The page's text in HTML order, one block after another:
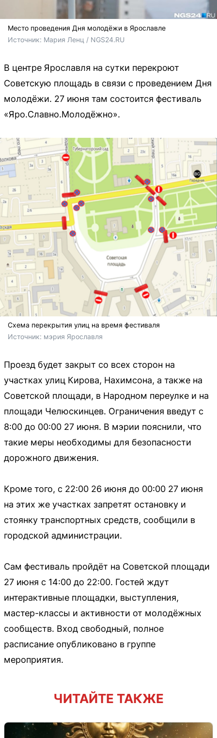
Место проведения Дня молодёжи в Ярославле
Источник: Мария Ленц / NGS24.RU
В центре Ярославля на сутки перекроют
Советскую площадь в связи с проведением Дня
молодёжи. 27 июня там состоится фестиваль
«Яро.Славно.Молодёжно».
Схема перекрытия улиц на время фестиваля
Источник: мэрия Ярославля
Проезд будет закрыт со всех сторон на
участках улиц Кирова, Нахимсона, а также на
Советской площади, в Народном переулке и на
площади Челюскинцев. Ограничения введут с
8:00 до 00:00 27 июня. В мэрии пояснили, что
такие меры необходимы для безопасности
дорожного движения.
Кроме того, с 22:00 26 июня до 00:00 27 июня
на этих же участках запретят остановку и
стоянку транспортных средств, сообщили в
городской администрации.
Сам фестиваль пройдёт на Советской площади
27 июня с 14:00 до 22:00. Гостей ждут
интерактивные площадки, выступления,
мастер-классы и активности от молодёжных
сообществ. Вход свободный, полное
расписание опубликовано в группе
мероприятия.
ЧИТАЙТЕ ТАКЖЕ